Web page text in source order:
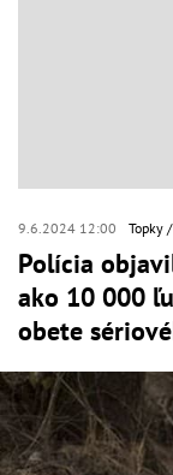
9.6.2024 12:00 Topky
Polícia
ako 10 000
obete